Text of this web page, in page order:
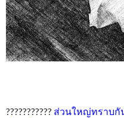
??????????? ส่วนใหญ่ทราบกั